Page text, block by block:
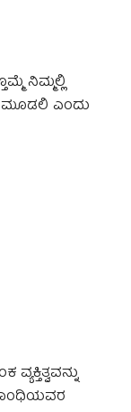
ನಿಮ್ಮಲ್ಲಿ
ಮೂಡಲಿ ಎಂದು